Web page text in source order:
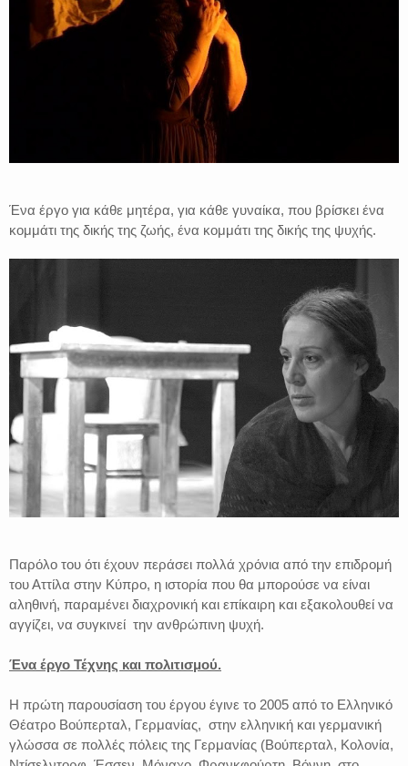
Ένα έργο για κάθε μητέρα, για κάθε γυναίκα, που βρίσκει ένα
κομμάτι της δικής της ζωής, ένα κομμάτι της δικής της ψυχής.
Παρόλο του ότι έχουν περάσει πολλά χρόνια από την επιδρομή
του Αττίλα στην Κύπρο, η ιστορία που θα μπορούσε να είναι
αληθινή, παραμένει διαχρονική και επίκαιρη και εξακολουθεί να
αγγίζει, να συγκινεί την ανθρώπινη ψυχή.
Ένα έργο Τέχνης και πολιτισμού.
Η πρώτη παρουσίαση του έργου έγινε το 2005 από το Ελληνικό
Θέατρο Βούπερταλ, Γερμανίας, στην ελληνική και γερμανική
γλώσσα σε πολλές πόλεις της Γερμανίας (Βούπερταλ, Κολονία,